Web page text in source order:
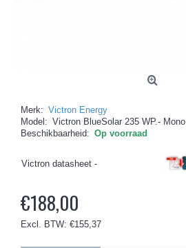
Merk: Victron Energy
Model: Victron BlueSolar 235 WP.- Mono
Beschikbaarheid: Op voorraad
Victron datasheet -
€188,00
Excl. BTW: €155,37